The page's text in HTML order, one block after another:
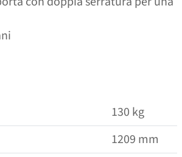
130 kg
1209 mm